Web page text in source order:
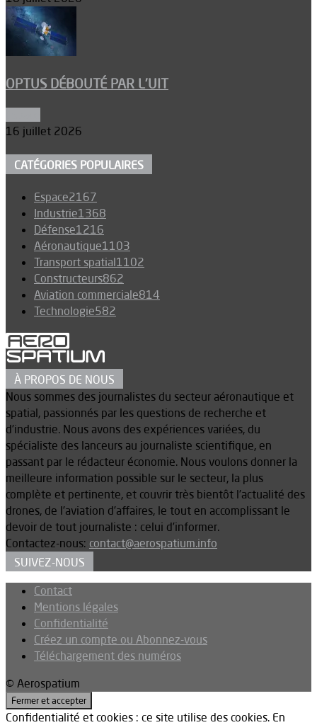
OPTUS DÉBOUTÉ PAR L’UIT
16 juillet 2026
CATÉGORIES POPULAIRES
Espace2167
Industrie1368
Défense1216
Aéronautique1103
Transport spatial1102
Constructeurs862
Aviation commerciale814
Technologie582
À PROPOS DE NOUS
Nous sommes des journalistes du secteur aéronautique et
spatial, passionnés par les questions de recherche et
d’industrie. Nous avons des expériences variées, du
spécialiste des lanceurs au journaliste scientifique, en
passant par le rédacteur économie. Nous voulons donner la
meilleure information possible sur le secteur, la plus
complète et pertinente, et couvrir très bientôt l’actualité des
drones, de l’aviation d’affaires, le tout en accomplissant le
devoir de tout journaliste : celui d’informer.
Contactez-nous: contact@aerospatium.info
SUIVEZ-NOUS
Contact
Mentions légales
Confidentialité
Créez un compte ou Abonnez-vous
Téléchargement des numéros
© Aerospatium
Confidentialité et cookies : ce site utilise des cookies. En